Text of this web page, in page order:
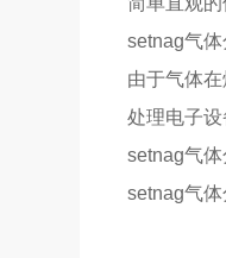
setnag气
由于气体
处理电子
setnag气
setnag气体